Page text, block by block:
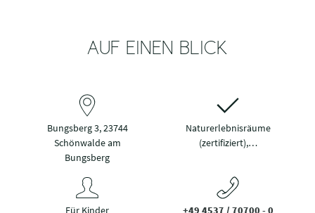
AUF EINEN BLICK
Bungsberg 3, 23744
Schönwalde am
Bungsberg
Naturerlebnisräume
(zertifiziert),…
Für Kinder +49 4537 / 70700 - 0